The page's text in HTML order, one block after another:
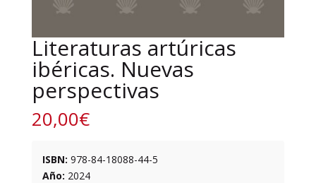
Literaturas artúricas
ibéricas. Nuevas
perspectivas
20,00€
ISBN: 978-84-18088-44-5
Año: 2024